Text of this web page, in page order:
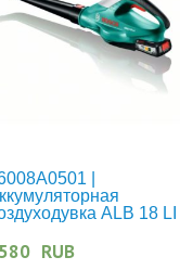
|
ALB 18 LI
RUB